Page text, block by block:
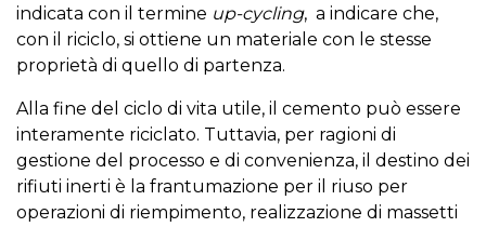
indicata con il termine up-cycling, a indicare che,
con il riciclo, si ottiene un materiale con le stesse
proprietà di quello di partenza.
Alla fine del ciclo di vita utile, il cemento può essere
interamente riciclato. Tuttavia, per ragioni di
gestione del processo e di convenienza, il destino dei
rifiuti inerti è la frantumazione per il riuso per
operazioni di riempimento, realizzazione di massetti